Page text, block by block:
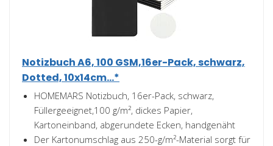
Notizbuch A6, 100 GSM,16er-Pack, schwarz,
Dotted, 10x14cm...*
HOMEMARS Notizbuch, 16er-Pack, schwarz,
Füllergeeignet,100 g/m², dickes Papier,
Kartoneinband, abgerundete Ecken, handgenäht
Der Kartonumschlag aus 250-g/m²-Material sorgt für